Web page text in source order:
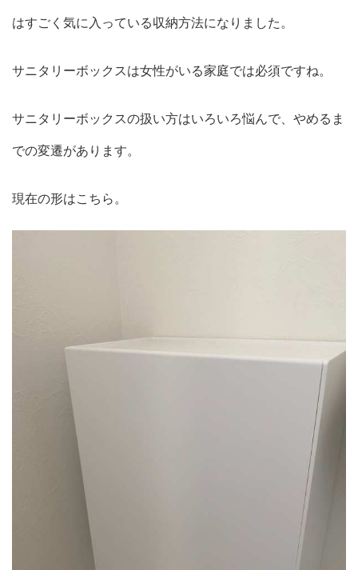
はすごく気に入っている収納方法になりました。
サニタリーボックスは女性がいる家庭では必須ですね。
サニタリーボックスの扱い方はいろいろ悩んで、やめるま
での変遷があります。
現在の形はこちら。